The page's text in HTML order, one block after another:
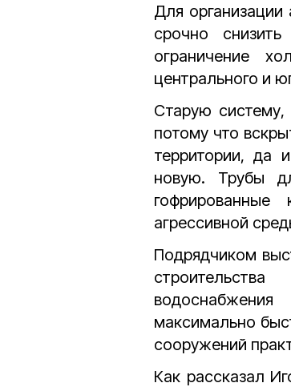
Для
срочно
ограничение
центрального и
Старую
потому что
территории, да
новую. Трубы
агрессивной
Подрядчиком
максимально
сооружений
Как рассказал